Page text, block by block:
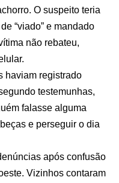
O suspeito teria
“viado” e mandado
não rebateu,
haviam registrado
testemunhas,
falasse alguma
e perseguir o dia
após confusão
Vizinhos contaram